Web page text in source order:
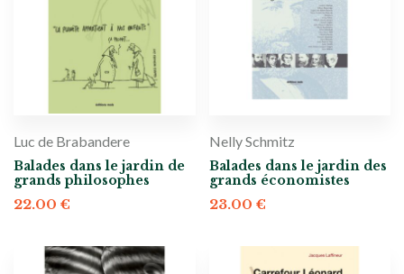
Luc de Brabandere
Balades dans le jardin de
grands philosophes
22.00 €
Nelly Schmitz
Balades dans le jardin des
grands économistes
23.00 €